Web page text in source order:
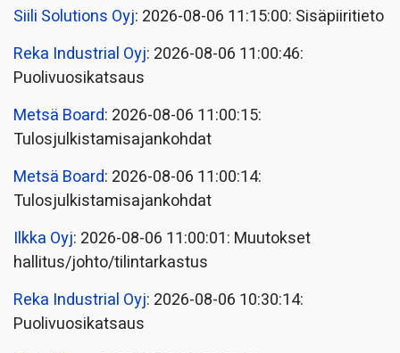
Siili Solutions Oyj: 2026-08-06 11:15:00: Sisäpiiritieto
Reka Industrial Oyj: 2026-08-06 11:00:46:
Puolivuosikatsaus
Metsä Board: 2026-08-06 11:00:15:
Tulosjulkistamisajankohdat
Metsä Board: 2026-08-06 11:00:14:
Tulosjulkistamisajankohdat
Ilkka Oyj: 2026-08-06 11:00:01: Muutokset
hallitus/johto/tilintarkastus
Reka Industrial Oyj: 2026-08-06 10:30:14:
Puolivuosikatsaus